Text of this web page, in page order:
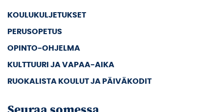
KOULUKULJETUKSET
PERUSOPETUS
OPINTO-OHJELMA
KULTTUURI JA VAPAA-AIKA
RUOKALISTA KOULUT JA PÄIVÄKODIT